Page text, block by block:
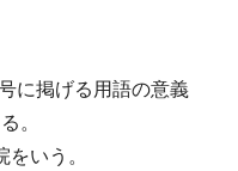
に掲げる用語の意義
。
をいう。